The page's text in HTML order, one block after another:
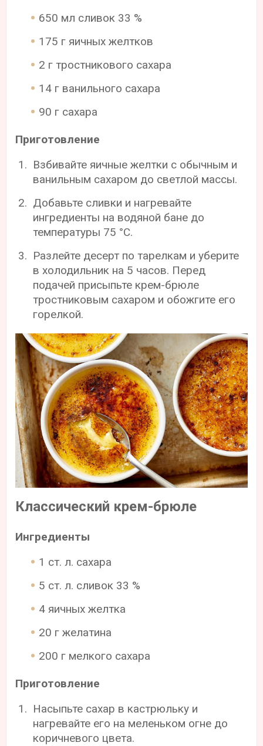
650 мл сливок 33 %
175 г яичных желтков
2 г тростникового сахара
14 г ванильного сахара
90 г сахара
Приготовление
Взбивайте яичные желтки с обычным и
ванильным сахаром до светлой массы.
Добавьте сливки и нагревайте
ингредиенты на водяной бане до
температуры 75 °С.
Разлейте десерт по тарелкам и уберите
в холодильник на 5 часов. Перед
подачей присыпьте крем-брюле
тростниковым сахаром и обожгите его
горелкой.
Классический крем-брюле
Ингредиенты
1 ст. л. сахара
5 ст. л. сливок 33 %
4 яичных желтка
20 г желатина
200 г мелкого сахара
Приготовление
Насыпьте сахар в кастрюльку и
нагревайте его на меленьком огне до
коричневого цвета.